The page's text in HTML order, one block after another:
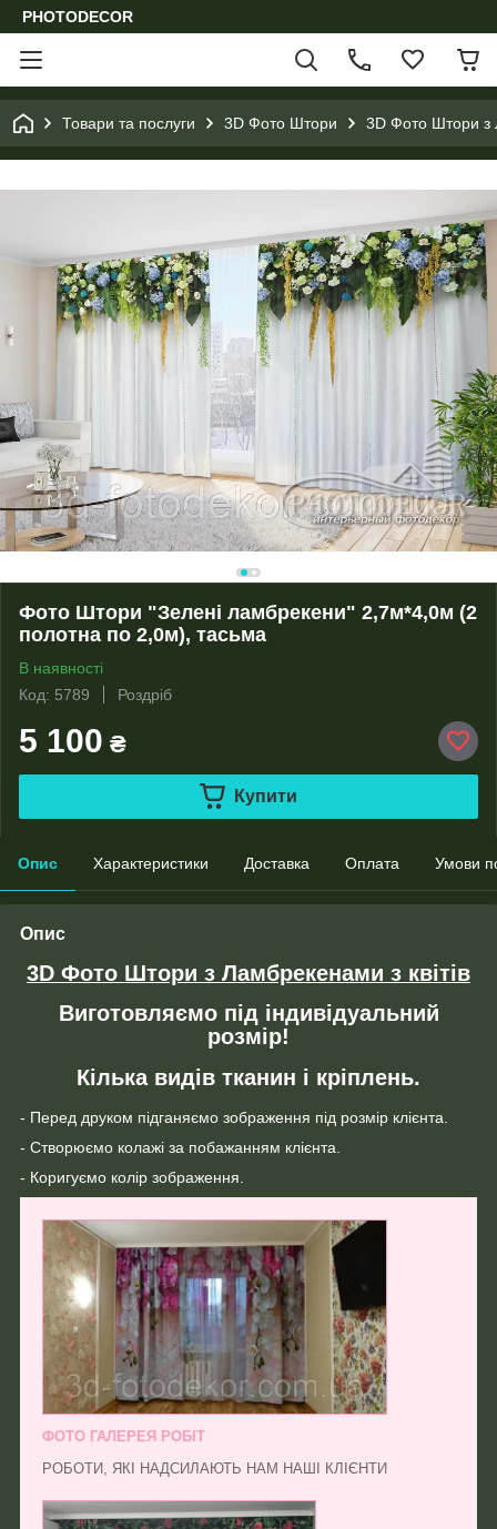
PHOTODECOR
Товари та послуги 3D Фото Штори 3D Фото Штори з
Фото Штори "Зелені ламбрекени" 2,7м*4,0м (2
полотна по 2,0м), тасьма
В наявності
Код: 5789
Роздріб
5 100 ₴
Купити
Опис Характеристики Доставка Оплата Умови
Опис
3D Фото Штори з Ламбрекенами з квітів
Виготовляємо під індивідуальний
розмір!
Кілька видів тканин і кріплень.
- Перед друком підганяємо зображення під розмір клієнта.
- Створюємо колажі за побажанням клієнта.
- Коригуємо колір зображення.
ФОТО ГАЛЕРЕЯ РОБІТ
РОБОТИ, ЯКІ НАДСИЛАЮТЬ НАМ НАШІ КЛІЄНТИ